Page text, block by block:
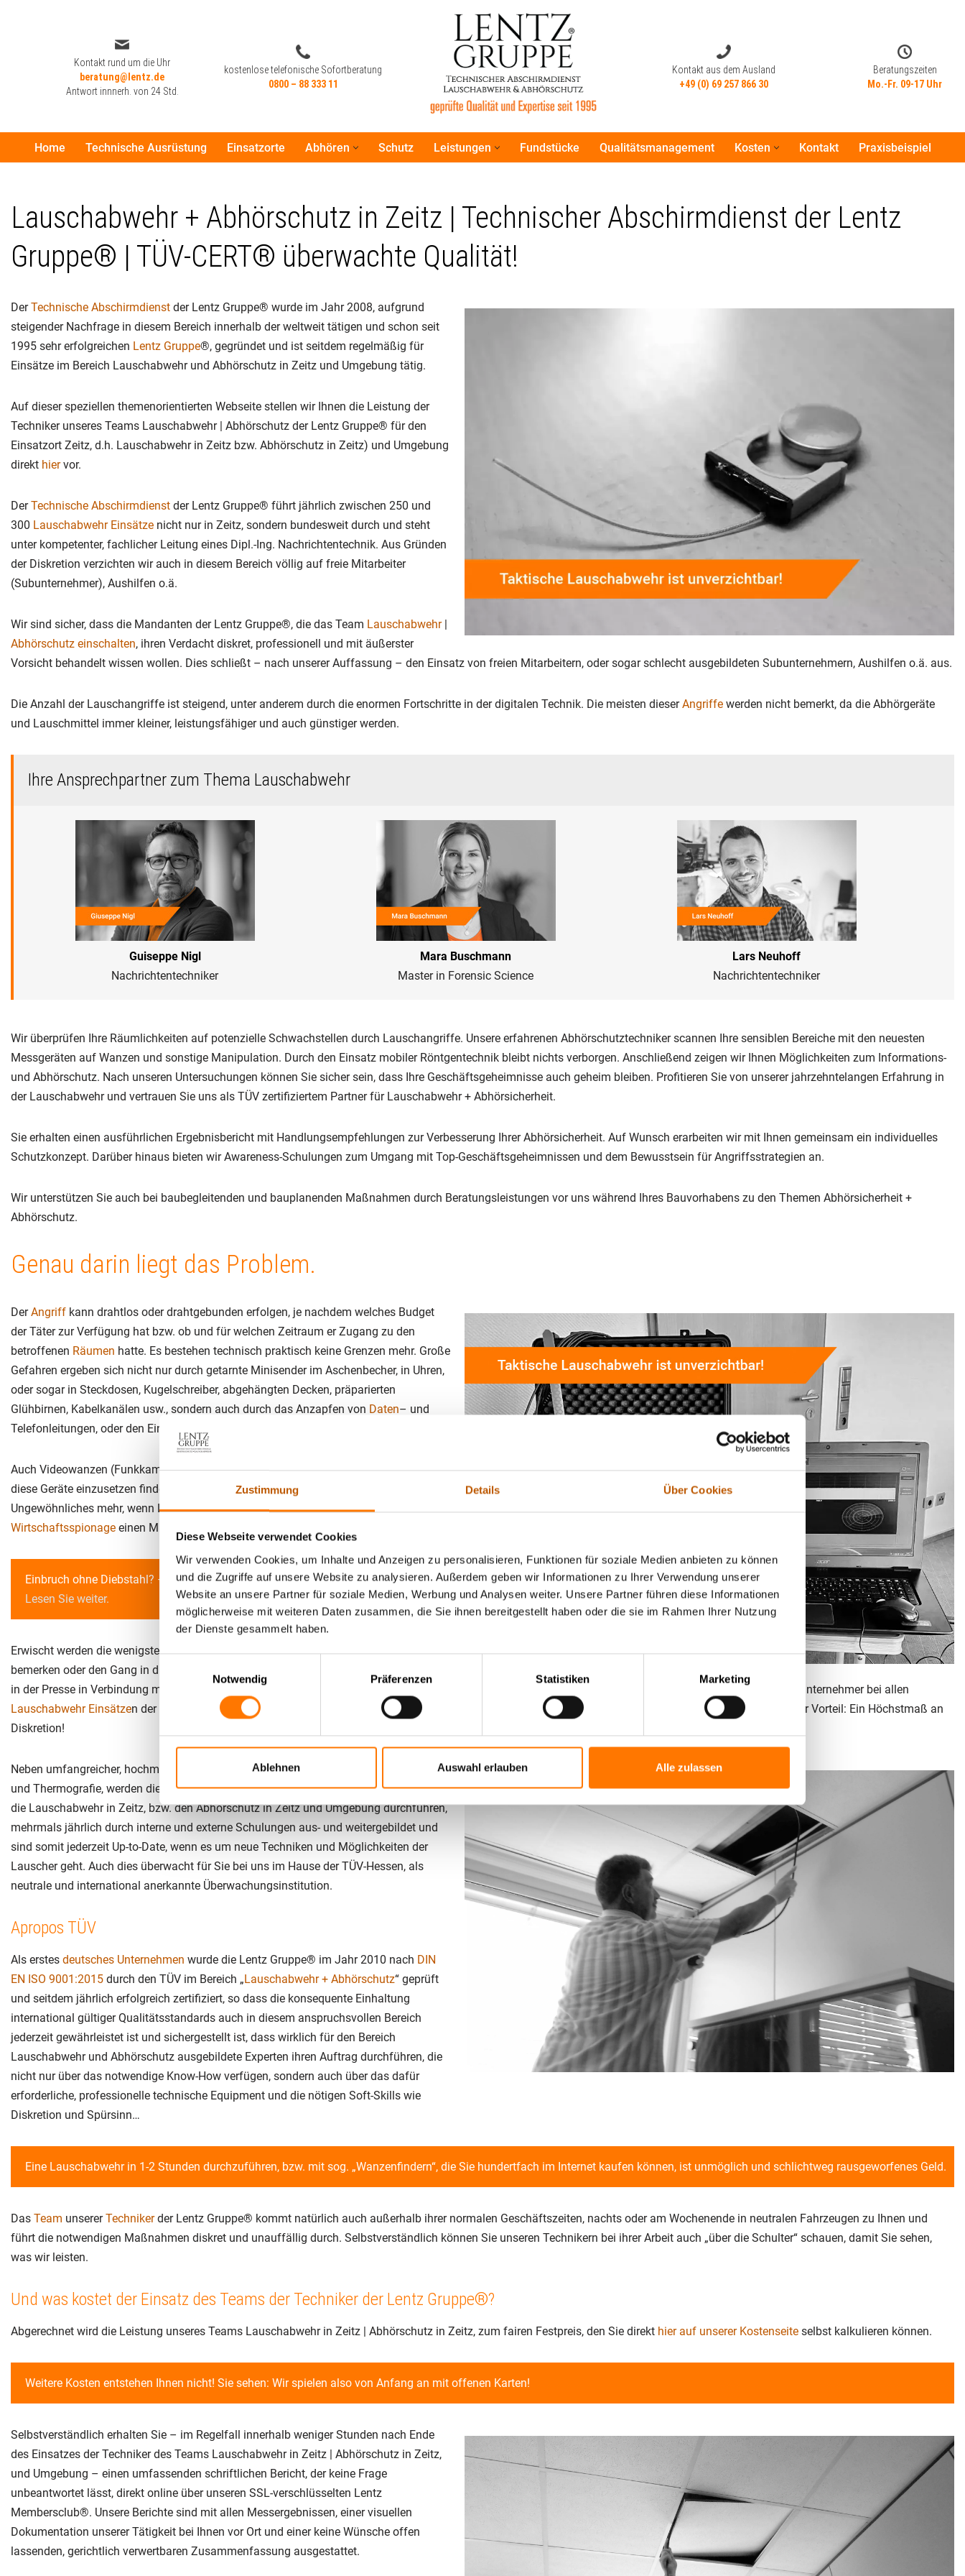
Zustimmung Details Über Cookies
Diese Webseite verwendet Cookies
Wir verwenden Cookies, um Inhalte und Anzeigen zu personalisieren, Funktionen für soziale Medien anbieten zu können
und die Zugriffe auf unsere Website zu analysieren. Außerdem geben wir Informationen zu Ihrer Verwendung unserer
Website an unsere Partner für soziale Medien, Werbung und Analysen weiter. Unsere Partner führen diese Informationen
möglicherweise mit weiteren Daten zusammen, die Sie ihnen bereitgestellt haben oder die sie im Rahmen Ihrer Nutzung
der Dienste gesammelt haben.
Notwendig
Präferenzen Statistiken Marketing
Ablehnen Auswahl erlauben Alle zulassen
Kontakt rund um die Uhr
beratung@lentz.de
Antwort innnerh. von 24 Std.
kostenlose telefonische Sofortberatung
0800 – 88 333 11
Beratungszeiten
Mo.-Fr. 09-17 Uhr
Kontakt aus dem Ausland
+49 (0) 69 257 866 30
Kontakt rund um die Uhr
kostenlose telefonische Sofortberatung
Beratungszeiten
Kontakt aus dem Ausland
Home Technische Ausrüstung Einsatzorte Abhören Schutz Leistungen Fundstücke Qualitätsmanagement Kosten Kontakt Praxisbeispiel
Lauschabwehr + Abhörschutz in Zeitz | Technischer Abschirmdienst der Lentz
Gruppe® | TÜV-CERT® überwachte Qualität!
DerTechnische Abschirmdienst der Lentz Gruppe® wurde im Jahr 2008, aufgrund
steigender Nachfrage in diesem Bereich innerhalb der weltweit tätigen und schon seit
1995 sehr erfolgreichen Lentz Gruppe®, gegründet und ist seitdem regelmäßig für
Einsätze im Bereich Lauschabwehr und Abhörschutz in Zeitz und Umgebung tätig.
Auf dieser speziellen themenorientierten Webseite stellen wir Ihnen die Leistung der
Techniker unseres Teams Lauschabwehr | Abhörschutz der Lentz Gruppe® für den
Einsatzort Zeitz, d.h. Lauschabwehr in Zeitz bzw. Abhörschutz in Zeitz) und Umgebung
direkt hiervor.
DerTechnische Abschirmdienst der Lentz Gruppe® führt jährlich zwischen 250 und
300 Lauschabwehr Einsätze nicht nur in Zeitz, sondern bundesweit durch und steht
unter kompetenter, fachlicher Leitung eines Dipl.-Ing. Nachrichtentechnik. Aus Gründen
der Diskretion verzichten wir auch in diesem Bereich völlig auf freie Mitarbeiter
(Subunternehmer), Aushilfen o.ä.
Wir sind sicher, dass die Mandanten der Lentz Gruppe®, die das Team Lauschabwehr|
Abhörschutz einschalten, ihren Verdacht diskret, professionell und mit äußerster
Vorsicht behandelt wissen wollen. Dies schließt – nach unserer Auffassung – den Einsatz von freien Mitarbeitern, oder sogar schlecht ausgebildeten Subunternehmern, Aushilfen o.ä. aus.
Die Anzahl der Lauschangriffe ist steigend, unter anderem durch die enormen Fortschritte in der digitalen Technik. Die meisten dieserAngriffe werden nicht bemerkt, da die Abhörgeräte
und Lauschmittel immer kleiner, leistungsfähiger und auch günstiger werden.
Ihre Ansprechpartner zum Thema Lauschabwehr
Guiseppe Nigl
Nachrichtentechniker
Mara Buschmann
Master in Forensic Science
Lars Neuhoff
Nachrichtentechniker
Wir überprüfen Ihre Räumlichkeiten auf potenzielle Schwachstellen durch Lauschangriffe. Unsere erfahrenen Abhörschutztechniker scannen Ihre sensiblen Bereiche mit den neuesten
Messgeräten auf Wanzen und sonstige Manipulation. Durch den Einsatz mobiler Röntgentechnik bleibt nichts verborgen. Anschließend zeigen wir Ihnen Möglichkeiten zum Informations-
und Abhörschutz. Nach unseren Untersuchungen können Sie sicher sein, dass Ihre Geschäftsgeheimnisse auch geheim bleiben. Profitieren Sie von unserer jahrzehntelangen Erfahrung in
der Lauschabwehr und vertrauen Sie uns als TÜV zertifiziertem Partner für Lauschabwehr + Abhörsicherheit.
Sie erhalten einen ausführlichen Ergebnisbericht mit Handlungsempfehlungen zur Verbesserung Ihrer Abhörsicherheit. Auf Wunsch erarbeiten wir mit Ihnen gemeinsam ein individuelles
Schutzkonzept. Darüber hinaus bieten wir Awareness-Schulungen zum Umgang mit Top-Geschäftsgeheimnissen und dem Bewusstsein für Angriffsstrategien an.
Wir unterstützen Sie auch bei baubegleitenden und bauplanenden Maßnahmen durch Beratungsleistungen vor uns während Ihres Bauvorhabens zu den Themen Abhörsicherheit +
Abhörschutz.
Genau darin liegt das Problem.
DerAngriff kann drahtlos oder drahtgebunden erfolgen, je nachdem welches Budget
der Täter zur Verfügung hat bzw. ob und für welchen Zeitraum er Zugang zu den
betroffenen Räumen hatte. Es bestehen technisch praktisch keine Grenzen mehr. Große
Gefahren ergeben sich nicht nur durch getarnte Minisender im Aschenbecher, in Uhren,
oder sogar in Steckdosen, Kugelschreiber, abgehängten Decken, präparierten
Glühbirnen, Kabelkanälen usw., sondern auch durch das Anzapfen von Daten– und
Telefonleitungen, oder den Einsatz von Keyloggern an ihren Desktop-PC’s.
Auch Videowanzen (Funkkameras) werden immer beliebter. Orte und Gelegenheiten,
diese Geräte einzusetzen finden sich fast immer und überall. Es ist also nichts
Ungewöhnliches mehr, wenn Laien mit einem Budget von wenigen Tausend Euro durch
Wirtschaftsspionage einen Millionenschaden verursachen können.
Einbruch ohne Diebstahl? –
Neue Masche zum Platzieren von Abhöreinrichtungen.
Lesen Sie weiter.
Erwischt werden die wenigsten, da die meisten Geschädigten niemals etwas davon
bemerken oder den Gang in die Öffentlichkeit scheuen, aus Angst ihren Firmennamen
in der Presse in Verbindung mit den Worten
„Lauschangriff“
“ zu lesen. Gerade in diesem Zusammenhang ist der völlige Verzicht auf Subunternehmer bei allen
Lauschabwehr Einsätzen der Techniker des technischen Abschirmdiensts der Lentz Gruppe® – den wir Ihnen auch vertraglich, schriftlich zusichern – ihr klarer Vorteil: Ein Höchstmaß an
Diskretion!
Neben umfangreicher, hochmoderner technischer Ausrüstung
, mobiler Röntgentechnik
und Thermografie, werden die Techniker und Elektroniker, der Lentz Gruppe®, welche
die Lauschabwehr in Zeitz, bzw. den Abhörschutz in Zeitz und Umgebung durchführen,
mehrmals jährlich durch interne und externe Schulungen aus- und weitergebildet und
sind somit jederzeit Up-to-Date, wenn es um neue Techniken und Möglichkeiten der
Lauscher geht. Auch dies überwacht für Sie bei uns im Hause der TÜV-Hessen, als
neutrale und international anerkannte Überwachungsinstitution.
Apropos TÜV
Als erstes deutsches Unternehmen wurde die Lentz Gruppe® im Jahr 2010 nach DIN
EN ISO 9001:2015 durch den TÜV im Bereich „Lauschabwehr + Abhörschutz“ geprüft
und seitdem jährlich erfolgreich zertifiziert, so dass die konsequente Einhaltung
international gültiger Qualitätsstandards auch in diesem anspruchsvollen Bereich
jederzeit gewährleistet ist und sichergestellt ist, dass wirklich für den Bereich
Lauschabwehr und Abhörschutz ausgebildete Experten ihren Auftrag durchführen, die
nicht nur über das notwendige Know-How verfügen, sondern auch über das dafür
erforderliche, professionelle technische Equipment und die nötigen Soft-Skills wie
Diskretion und Spürsinn…
Eine Lauschabwehr in 1-2 Stunden durchzuführen, bzw. mit sog. „Wanzenfindern“, die Sie hundertfach im Internet kaufen können, ist unmöglich und schlichtweg rausgeworfenes Geld.
Das Team unsererTechnikerder Lentz Gruppe® kommt natürlich auch außerhalb ihrer normalen Geschäftszeiten, nachts oder am Wochenende in neutralen Fahrzeugen zu Ihnen und
führt die notwendigen Maßnahmen diskret und unauffällig durch. Selbstverständlich können Sie unseren Technikern bei ihrer Arbeit auch „über die Schulter“ schauen, damit Sie sehen,
was wir leisten.
Und was kostet der Einsatz des Teams der Techniker der Lentz Gruppe®?
Abgerechnet wird die Leistung unseres Teams Lauschabwehr in Zeitz | Abhörschutz in Zeitz, zum fairen Festpreis, den Sie direkt hier auf unserer Kostenseite selbst kalkulieren können.
Weitere Kosten entstehen Ihnen nicht! Sie sehen: Wir spielen also von Anfang an mit offenen Karten!
Selbstverständlich erhalten Sie – im Regelfall innerhalb weniger Stunden nach Ende
des Einsatzes der Techniker des Teams Lauschabwehr in Zeitz | Abhörschutz in Zeitz,
und Umgebung – einen umfassenden schriftlichen Bericht, der keine Frage
unbeantwortet lässt, direkt online über unseren SSL-verschlüsselten Lentz
Membersclub®. Unsere Berichte sind mit allen Messergebnissen, einer visuellen
Dokumentation unserer Tätigkeit bei Ihnen vor Ort und einer keine Wünsche offen
lassenden, gerichtlich verwertbaren Zusammenfassung ausgestattet.